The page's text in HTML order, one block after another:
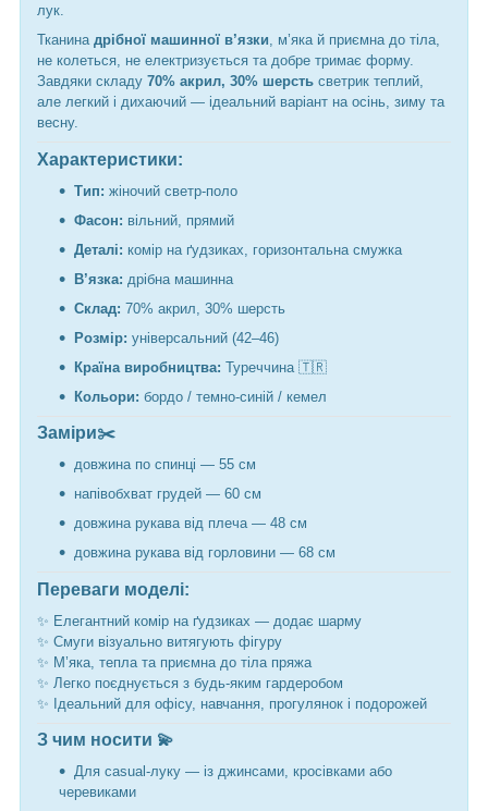
лук.
Тканина дрібної машинної в’язки, м’яка й приємна до тіла,
не колеться, не електризується та добре тримає форму.
Завдяки складу 70% акрил, 30% шерсть светрик теплий,
але легкий і дихаючий — ідеальний варіант на осінь, зиму та
весну.
Характеристики:
Тип: жіночий светр-поло
Фасон: вільний, прямий
Деталі: комір на ґудзиках, горизонтальна смужка
В’язка: дрібна машинна
Склад: 70% акрил, 30% шерсть
Розмір: універсальний (42–46)
Країна виробництва: Туреччина 🇹🇷
Кольори: бордо / темно-синій / кемел
Заміри✂️
довжина по спинці — 55 см
напівобхват грудей — 60 см
довжина рукава від плеча — 48 см
довжина рукава від горловини — 68 см
Переваги моделі:
✨ Елегантний комір на ґудзиках — додає шарму
✨ Смуги візуально витягують фігуру
✨ М’яка, тепла та приємна до тіла пряжа
✨ Легко поєднується з будь-яким гардеробом
✨ Ідеальний для офісу, навчання, прогулянок і подорожей
З чим носити 💫
Для casual-луку — із джинсами, кросівками або
черевиками